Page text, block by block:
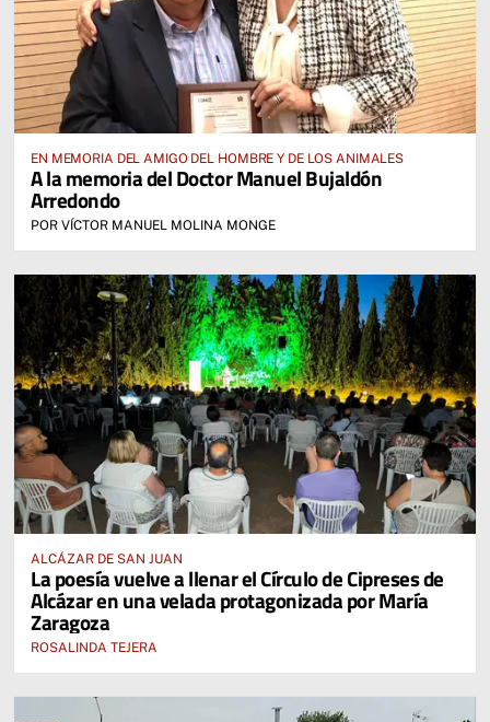
EN MEMORIA DEL AMIGO DEL HOMBRE Y DE LOS ANIMALES
A la memoria del Doctor Manuel Bujaldón
Arredondo
POR VÍCTOR MANUEL MOLINA MONGE
ALCÁZAR DE SAN JUAN
La poesía vuelve a llenar el Círculo de Cipreses de
Alcázar en una velada protagonizada por María
Zaragoza
ROSALINDA TEJERA